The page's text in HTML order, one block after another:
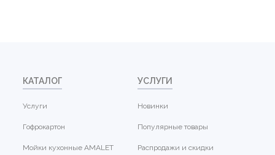
КАТАЛОГ
Услуги
Гофрокартон
Мойки кухонные AMALET
УСЛУГИ
Новинки
Популярные товары
Распродажи и скидки